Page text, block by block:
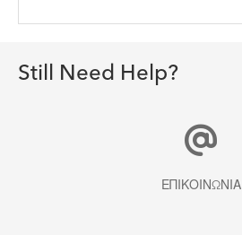
Still Need Help?
ΕΠΙΚΟΙΝΩΝΊΑ